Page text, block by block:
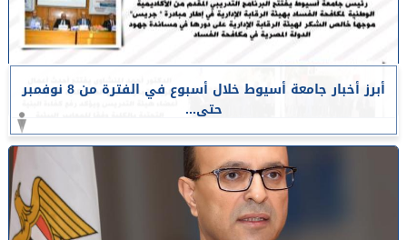
أبرز أخبار جامعة أسيوط خلال أسبوع في الفترة من 8 نوفمبر
حتى...